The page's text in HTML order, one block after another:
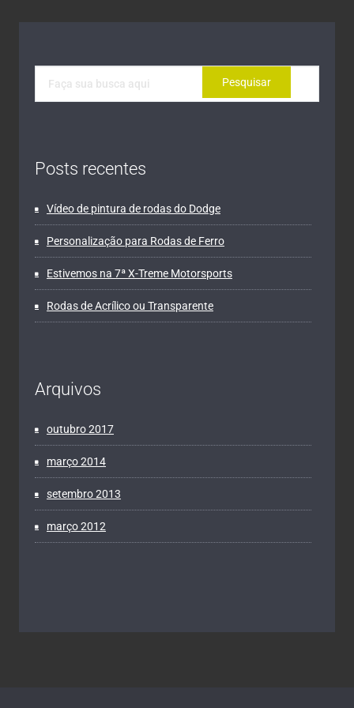
Posts recentes
Vídeo de pintura de rodas do Dodge
Personalização para Rodas de Ferro
Estivemos na 7ª X-Treme Motorsports
Rodas de Acrílico ou Transparente
Arquivos
outubro 2017
março 2014
setembro 2013
março 2012